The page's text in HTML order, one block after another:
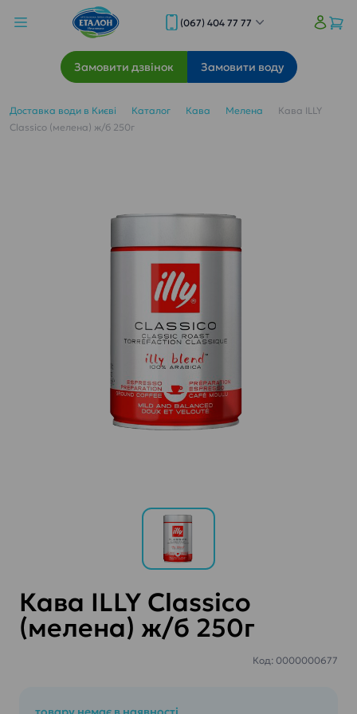
(067) 404 77 77
Замовити дзвінок Замовити воду
Доставка води в Києві Каталог Кава Мелена
Кава ILLY
Classico (мелена) ж/б 250г
Кава ILLY Classico
(мелена) ж/б 250г
Код: 0000000677